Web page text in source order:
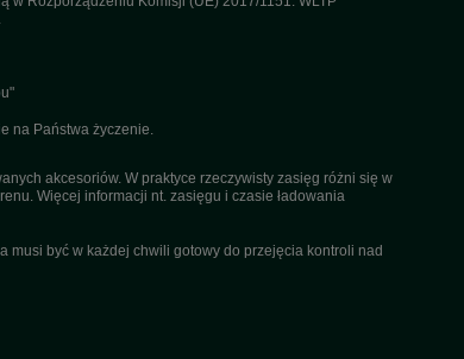
na Państwa życzenie.
akcesoriów. W praktyce rzeczywisty zasięg różni się w
Więcej informacji nt. zasięgu i czasie ładowania
musi być w każdej chwili gotowy do przejęcia kontroli nad